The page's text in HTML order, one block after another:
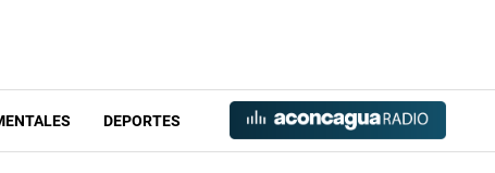
DEPORTES